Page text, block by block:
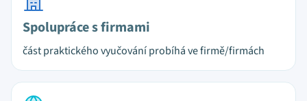
Spolupráce s firmami
část praktického vyučování probíhá ve firmě/firmách